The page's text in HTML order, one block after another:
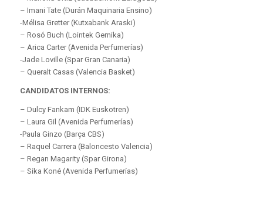
– Imani Tate (Durán Maquinaria Ensino)
-Mélisa Gretter (Kutxabank Araski)
– Rosó Buch (Lointek Gernika)
– Arica Carter (Avenida Perfumerías)
-Jade Loville (Spar Gran Canaria)
– Queralt Casas (Valencia Basket)
CANDIDATOS INTERNOS:
– Dulcy Fankam (IDK Euskotren)
– Laura Gil (Avenida Perfumerías)
-Paula Ginzo (Barça CBS)
– Raquel Carrera (Baloncesto Valencia)
– Regan Magarity (Spar Girona)
– Sika Koné (Avenida Perfumerías)